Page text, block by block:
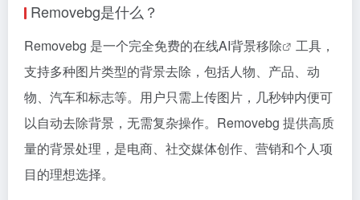
Removebg是什么？
Removebg 是一个完全免费的在线AI背景移除
工具，
支持多种图片类型的背景去除，包括人物、产品、动
物、汽车和标志等。用户只需上传图片，几秒钟内便可
以自动去除背景，无需复杂操作。Removebg 提供高质
量的背景处理，是电商、社交媒体创作、营销和个人项
目的理想选择。